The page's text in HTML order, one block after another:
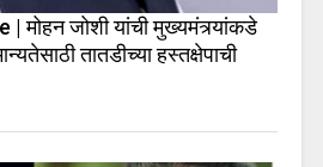
जोशी यांची मुख्यमंत्र्यांकडे
तातडीच्या हस्तक्षेपाची